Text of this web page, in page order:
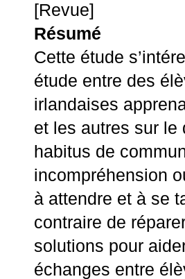
[Revue]
Résumé
Cette étude
étude entre des
irlandaises
et les autres sur le
habitus de
incompréhension
à attendre et à se
contraire de
solutions pour
échanges entre